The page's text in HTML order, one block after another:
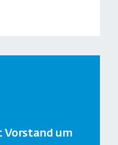
Vorstand um